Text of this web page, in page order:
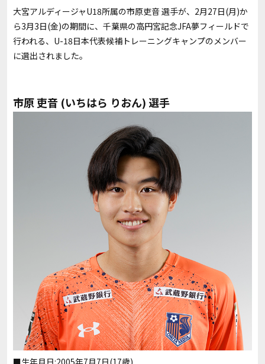
大宮アルディージャU18所属の市原吏音 選手が、2月27日(月)か
ら3月3日(金)の期間に、千葉県の高円宮記念JFA夢フィールドで
行われる、U-18日本代表候補トレーニングキャンプのメンバー
に選出されました。
市原 吏音 (いちはら りおん) 選手
■生年月日:2005年7月7日(17歳)